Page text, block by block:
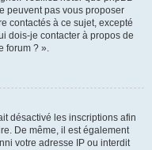
peuvent pas vous proposer
contactés à ce sujet, excepté
dois-je contacter à propos de
forum ? ».
désactivé les inscriptions afin
De même, il est également
votre adresse IP ou interdit